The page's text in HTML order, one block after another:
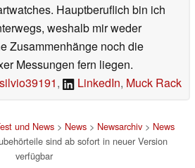
Hauptberuflich bin ich
weshalb mir weder
Zusammenhänge noch die
Messungen fern liegen.
silvio39191, LinkedIn, Muck Rack
und News> News> Newsarchiv> News
sind ab sofort in neuer Version
verfügbar